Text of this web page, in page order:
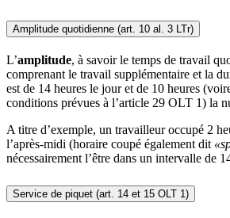
Amplitude quotidienne (art. 10 al. 3 LTr)
L’amplitude, à savoir le temps de travail
comprenant le travail supplémentaire et la
est de 14 heures le jour et de 10 heures
conditions prévues à l’article 29 OLT 1) la
A titre d’exemple, un travailleur occupé 2
l’après-midi (horaire coupé également dit
nécessairement l’être dans un intervalle de
Service de piquet (art. 14 et 15 OLT 1)